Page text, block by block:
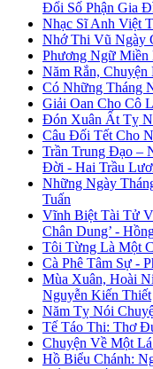
Đổi Số Phận Gia
Nhạc Sĩ Anh Việt
Nhớ Thi Vũ Ngày
Phương Ngữ
Năm Rắn,
Có Những Tháng
Giải Oan Cho Cô
Đón Xuân Ất Tỵ
Câu Đối Tết Cho
Trần Trung Đạo –
Đời - Hai Trầu
Những Ngày
Tuấn
Vĩnh Biệt Tài Tử
Chân Dung’ -
Tôi Từng Là Một
Cà Phê Tâm Sự -
Mùa Xuân, Hoài
Nguyễn Kiến Thiết
Năm Tỵ Nói
Tế Táo Thi: Thơ
Chuyện Về Một
Hồ Biểu Chánh: